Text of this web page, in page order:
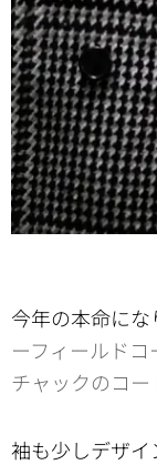
今年の本命にな
ーフィールド
チャックのコー
袖も少しデザイ